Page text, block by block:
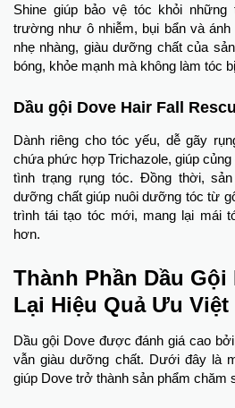
Shine giúp bảo vệ tóc khỏi
trường như ô nhiễm, bụi bẩn và
nhẹ nhàng, giàu dưỡng chất của
bóng, khỏe mạnh mà không làm tóc
Dầu gội Dove Hair Fall
Dành riêng cho tóc yếu, dễ gãy
chứa phức hợp Trichazole, giúp
tình trạng rụng tóc. Đồng thời,
dưỡng chất giúp nuôi dưỡng tóc từ
trình tái tạo tóc mới, mang lại mái
hơn.
Thành Phần Dầu Gội
Lại Hiệu Quả Ưu Việt
Dầu gội Dove được đánh giá cao
vẫn giàu dưỡng chất. Dưới đây là
giúp Dove trở thành sản phẩm chăm